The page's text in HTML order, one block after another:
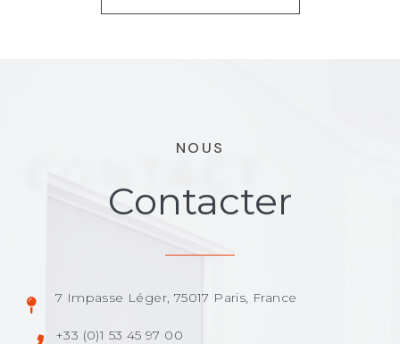
NOUS
Contacter
7 Impasse Léger, 75017 Paris, France
+33 (0)1 53 45 97 00